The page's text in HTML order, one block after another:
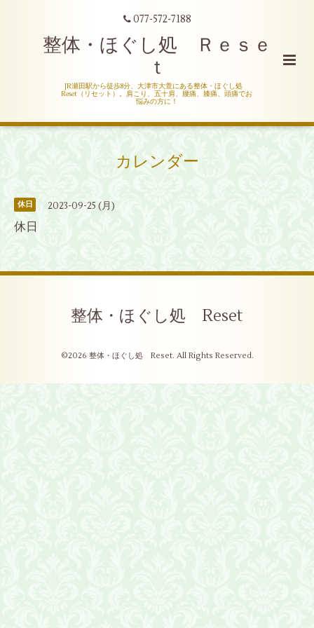
077-572-7188
整体・ほぐし処 Ｒｅｓｅ
ｔ
JR瀬田駅から徒歩8分、大津市大萱にある整体・ほぐし処
Reset（リセット）。肩こり、五十肩、腰痛、膝痛、頭痛でお
悩みの方に！
カレンダー
休日 2023-09-25 (月)
休日
整体・ほぐし処 Reset
©2026 整体・ほぐし処 Reset. All Rights Reserved.